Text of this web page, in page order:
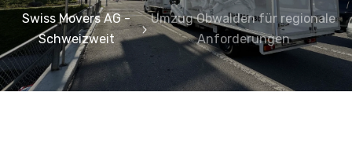
Swiss Movers AG -
Schweizweit
Umzug Obwalden für regionale
Anforderungen